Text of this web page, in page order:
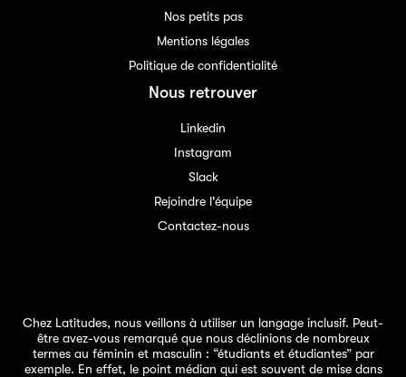
Nos petits pas
Mentions légales
Politique de confidentialité
Nous retrouver
Linkedin
Instagram
Slack
Rejoindre l'équipe
Contactez-nous
Chez Latitudes, nous veillons à utiliser un langage inclusif. Peut-
être avez-vous remarqué que nous déclinions de nombreux
termes au féminin et masculin : “étudiants et étudiantes” par
exemple. En effet, le point médian qui est souvent de mise dans